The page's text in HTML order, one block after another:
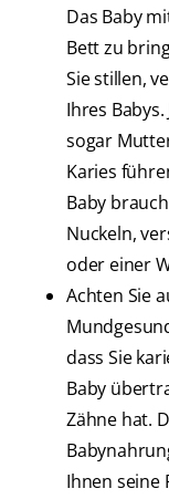
Das Baby
Bett zu
Sie stillen,
Ihres
sogar
Karies
Baby
Nuckeln,
oder einer
Achten Sie
dass Sie
Baby
Zähne hat.
Ihnen seine